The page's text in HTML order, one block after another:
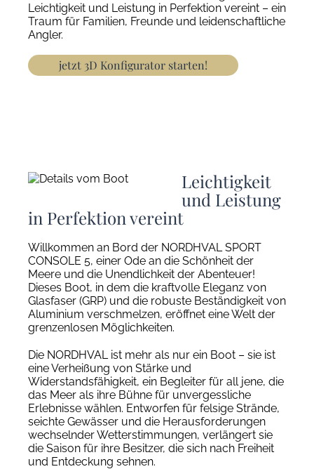
Leichtigkeit und Leistung in Perfektion vereint – ein
Traum für Familien, Freunde und leidenschaftliche
Angler.
jetzt 3D Konfigurator starten!
Leichtigkeit
und Leistung
in Perfektion vereint
Willkommen an Bord der NORDHVAL SPORT
CONSOLE 5, einer Ode an die Schönheit der
Meere und die Unendlichkeit der Abenteuer!
Dieses Boot, in dem die kraftvolle Eleganz von
Glasfaser (GRP) und die robuste Beständigkeit von
Aluminium verschmelzen, eröffnet eine Welt der
grenzenlosen Möglichkeiten.
Die NORDHVAL ist mehr als nur ein Boot – sie ist
eine Verheißung von Stärke und
Widerstandsfähigkeit, ein Begleiter für all jene, die
das Meer als ihre Bühne für unvergessliche
Erlebnisse wählen. Entworfen für felsige Strände,
seichte Gewässer und die Herausforderungen
wechselnder Wetterstimmungen, verlängert sie
die Saison für ihre Besitzer, die sich nach Freiheit
und Entdeckung sehnen.